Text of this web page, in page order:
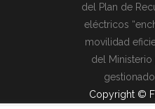
del Plan de
eléctricos
movilidad
del Ministerio
Copyright ©